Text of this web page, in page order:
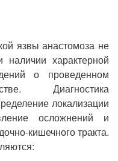
язвы анастомоза не
наличии характерной
о проведенном
Диагностика
локализации
осложнений и
кишечного тракта.